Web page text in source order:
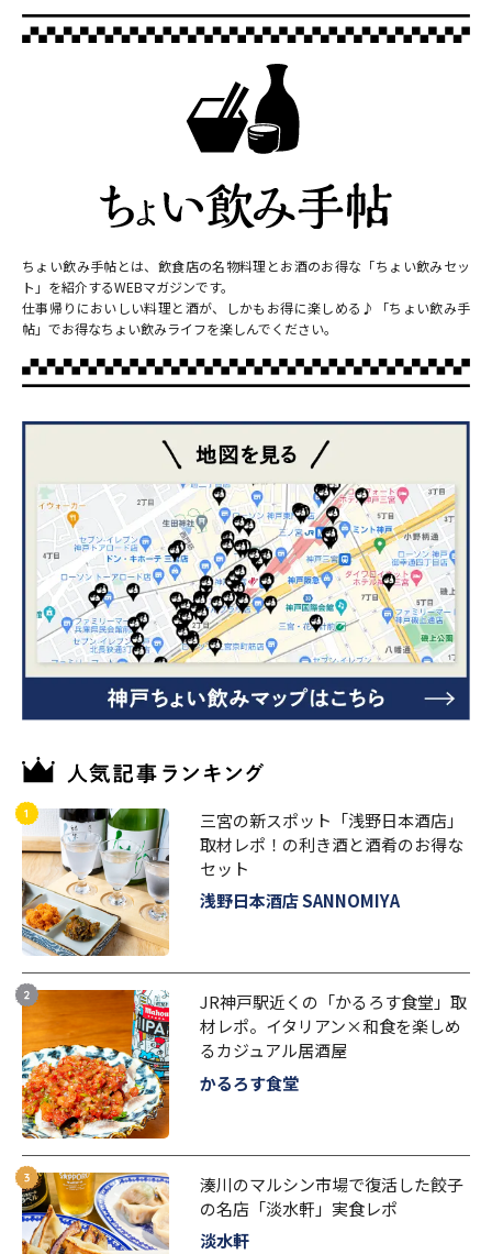
ちょい飲み手帖とは、飲食店の名物料理とお酒のお得な「ちょい飲みセッ
ト」を紹介するWEBマガジンです。
仕事帰りにおいしい料理と酒が、しかもお得に楽しめる♪「ちょい飲み手
帖」でお得なちょい飲みライフを楽しんでください。
三宮の新スポット「浅野日本酒店」
取材レポ！の利き酒と酒肴のお得な
セット
浅野日本酒店 SANNOMIYA
JR神戸駅近くの「かるろす食堂」取
材レポ。イタリアン×和食を楽しめ
るカジュアル居酒屋
かるろす食堂
湊川のマルシン市場で復活した餃子
の名店「淡水軒」実食レポ
淡水軒